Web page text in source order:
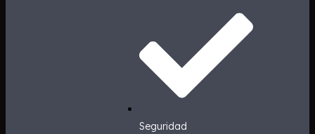
Seguridad